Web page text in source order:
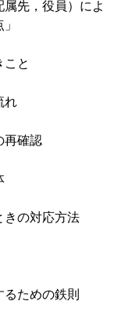
先，役員）によ
こと
れ
再確認
きの対応方法
ための鉄則